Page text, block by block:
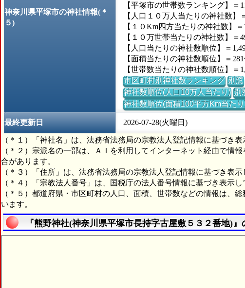
神奈川県平塚市の神社情報(＊
５)
【平塚市の世帯数ランキング】＝
【人口１０万人当たりの神社数】
【１０Km四方当たりの神社数】＝
【１０万世帯当たりの神社数】＝
【人口当たりの神社数順位】＝
【面積当たりの神社数順位】＝
【世帯数当たりの神社数順位】＝
市区町村別神社数ランキング 別窓
神社数順位(人口10万人当たり) 別
神社数順位(面積100平方Km当た
最終更新日 2026-07-28(火曜日)
（＊１）「神社名」は、法務省法務局の宗教法人登記情報に基づき表
（＊２）宗派名の一部は、ＡＩを利用してインターネット経由で情
合があります。
（＊３）「住所」は、法務省法務局の宗教法人登記情報に基づき表示
（＊４）「宗教法人番号」は、国税庁の法人番号情報に基づき表示し
（＊５）都道府県・市区町村の人口、面積、世帯数などの情報は、
います。
『熊野神社(神奈川県平塚市長持字古屋敷５３２番地)』